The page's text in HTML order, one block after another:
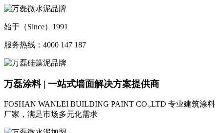
始于（Since）1991
服务热线：4000 147 187
万磊涂料 | 一站式墙面解决方案提供商
FOSHAN WANLEI BUILDING PAINT CO.,LTD 专业建筑涂料
厂家，满足市场多元化需求